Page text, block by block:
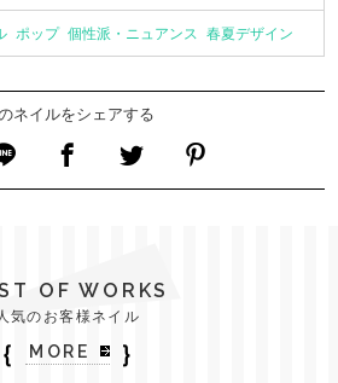
ポップ 個性派・ニュアンス 春夏デザイン
ネイルをシェアする
OF WORKS
人気のお客様ネイル
｛ MORE ｝